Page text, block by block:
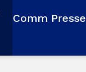
Comm Presse